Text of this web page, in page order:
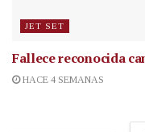
JET SET
Fallece reconocida
HACE 4 SEMANAS